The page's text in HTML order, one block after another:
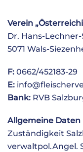
Verein
Dr. Hans-Lechner-
5071 Wals-
F: 0662/452183-29
E:
Bank: RVB
Allgemeine Daten
Zuständigkeit
verwaltpol.Angel.